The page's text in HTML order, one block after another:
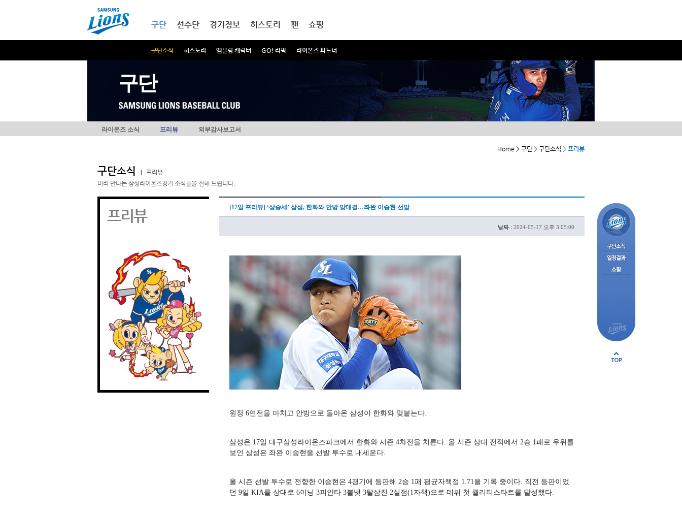
구단
구단소식 히스토리 엠블럼 캐릭터 GO! 라팍 라이온즈 파트너
선수단 경기정보 히스토리 팬 쇼핑
구단
라이온즈 소식 프리뷰 외부감사보고서
Home > 구단 > 구단소식 > 프리뷰
구단소식
프리뷰
미리 만나는 삼성라이온즈경기 소식들을 전해 드립니다.
프리뷰 [17일 프리뷰] ‘상승세’ 삼성, 한화와 안방 맞대결…좌완 이승현 선발
날짜 : 2024-05-17 오후 3:05:00
원정 6연전을 마치고 안방으로 돌아온 삼성이 한화와 맞붙는다.
삼성은 17일 대구삼성라이온즈파크에서 한화와 시즌 4차전을 치른다. 올 시즌 상대 전적에서 2승 1패로 우위를
보인 삼성은 좌완 이승현을 선발 투수로 내세운다.
올 시즌 선발 투수로 전향한 이승현은 4경기에 등판해 2승 1패 평균자책점 1.71을 기록 중이다. 직전 등판이었
던 9일 KIA를 상대로 6이닝 3피안타 3볼넷 3탈삼진 2실점(1자책)으로 데뷔 첫 퀄리티스타트를 달성했다.